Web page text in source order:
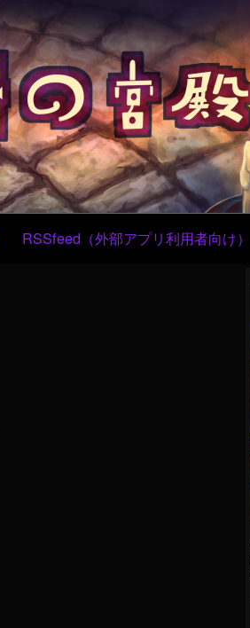
ン
テ
ン
ツ
へ
ス
キ
ッ
プ
RSSfeed（外部アプリ利用者向け）